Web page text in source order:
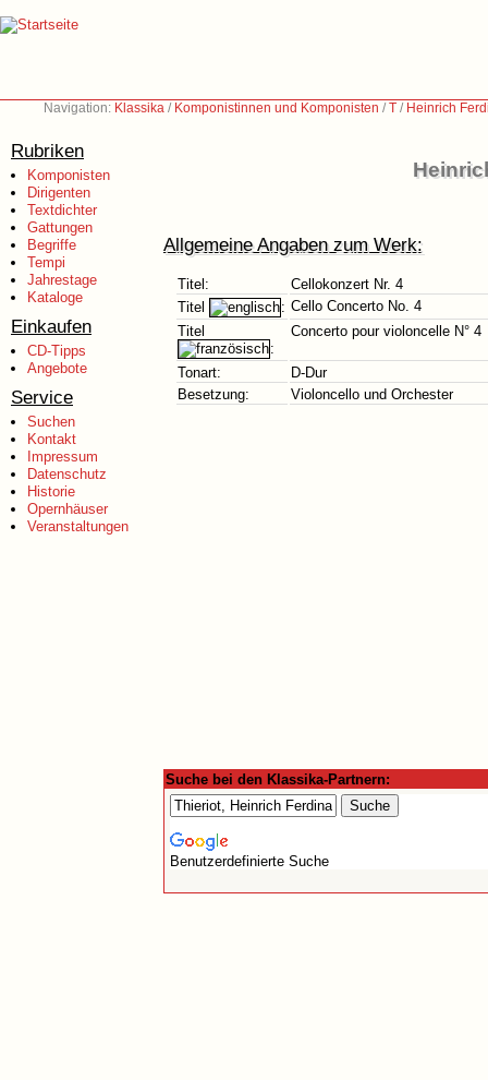
Navigation: Klassika / Komponistinnen und Komponisten /T / Heinrich
Rubriken
Komponisten
Dirigenten
Textdichter
Gattungen
Begriffe
Tempi
Jahrestage
Kataloge
Einkaufen
CD-Tipps
Angebote
Service
Suchen
Kontakt
Impressum
Datenschutz
Historie
Opernhäuser
Veranstaltungen
Allgemeine Angaben zum Werk:
Titel:
Cellokonzert Nr. 4
Titel
: Cello Concerto No. 4
Titel
:
Concerto pour violoncelle N° 4
Tonart:
D-Dur
Besetzung:
Violoncello und Orchester
Suche bei den Klassika-Partnern:
Benutzerdefinierte Suche